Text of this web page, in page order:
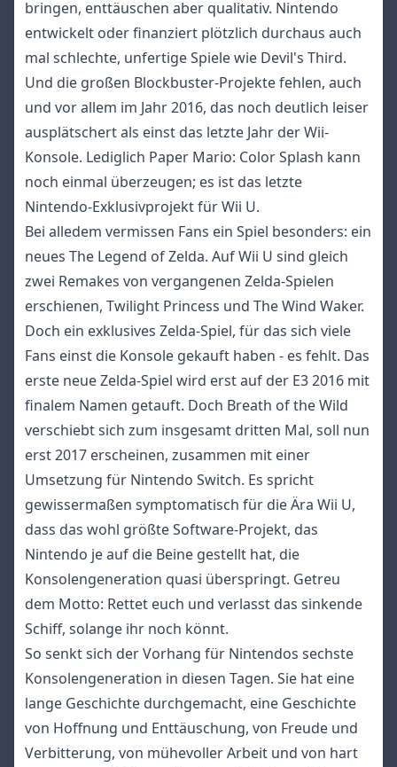
bringen, enttäuschen aber qualitativ. Nintendo
entwickelt oder finanziert plötzlich durchaus auch
mal schlechte, unfertige Spiele wie Devil's Third.
Und die großen Blockbuster-Projekte fehlen, auch
und vor allem im Jahr 2016, das noch deutlich leiser
ausplätschert als einst das letzte Jahr der Wii-
Konsole. Lediglich Paper Mario: Color Splash kann
noch einmal überzeugen; es ist das letzte
Nintendo-Exklusivprojekt für Wii U.
Bei alledem vermissen Fans ein Spiel besonders: ein
neues The Legend of Zelda. Auf Wii U sind gleich
zwei Remakes von vergangenen Zelda-Spielen
erschienen, Twilight Princess und The Wind Waker.
Doch ein exklusives Zelda-Spiel, für das sich viele
Fans einst die Konsole gekauft haben - es fehlt. Das
erste neue Zelda-Spiel wird erst auf der E3 2016 mit
finalem Namen getauft. Doch Breath of the Wild
verschiebt sich zum insgesamt dritten Mal, soll nun
erst 2017 erscheinen, zusammen mit einer
Umsetzung für Nintendo Switch. Es spricht
gewissermaßen symptomatisch für die Ära Wii U,
dass das wohl größte Software-Projekt, das
Nintendo je auf die Beine gestellt hat, die
Konsolengeneration quasi überspringt. Getreu
dem Motto: Rettet euch und verlasst das sinkende
Schiff, solange ihr noch könnt.
So senkt sich der Vorhang für Nintendos sechste
Konsolengeneration in diesen Tagen. Sie hat eine
lange Geschichte durchgemacht, eine Geschichte
von Hoffnung und Enttäuschung, von Freude und
Verbitterung, von mühevoller Arbeit und von hart